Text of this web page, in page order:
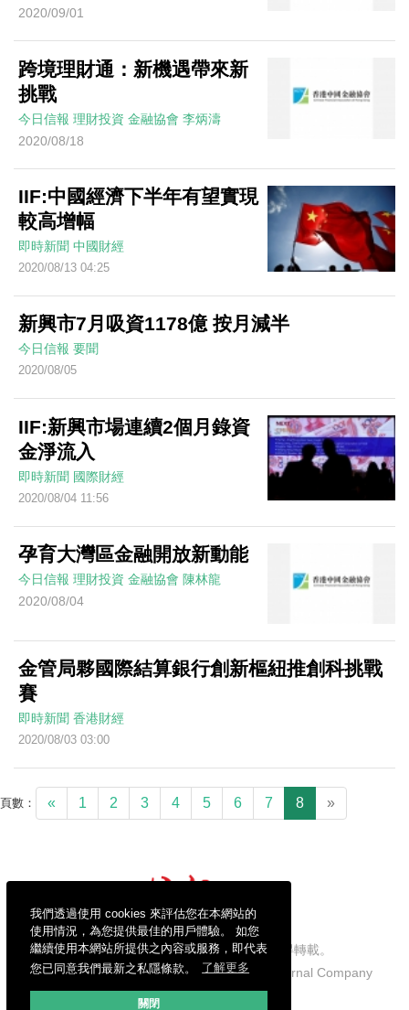
我們透過使用 cookies 來評估您在本網站的
使用情況，為您提供最佳的用戶體驗。 如您
繼續使用本網站所提供之內容或服務，即代表
您已同意我們最新之私隱條款。
了解更多
關閉
2020/09/01
跨境理財通：新機遇帶來新
挑戰
今日信報 理財投資 金融協會 李炳濤
2020/08/18
IIF:中國經濟下半年有望實現
較高增幅
即時新聞 中國財經
2020/08/13 04:25
新興市7月吸資1178億 按月減半
今日信報 要聞
2020/08/05
IIF:新興市場連續2個月錄資
金淨流入
即時新聞 國際財經
2020/08/04 11:56
孕育大灣區金融開放新動能
今日信報 理財投資 金融協會 陳林龍
2020/08/04
金管局夥國際結算銀行創新樞紐推創科挑戰
賽
即時新聞 香港財經
2020/08/03 03:00
頁數： « 1 2 3 4 5 6 7 8 »
信報財經新聞有限公司版權所有，不得轉載。
Copyright © 2026 Hong Kong Economic Journal Company
Limited. All rights reserved.